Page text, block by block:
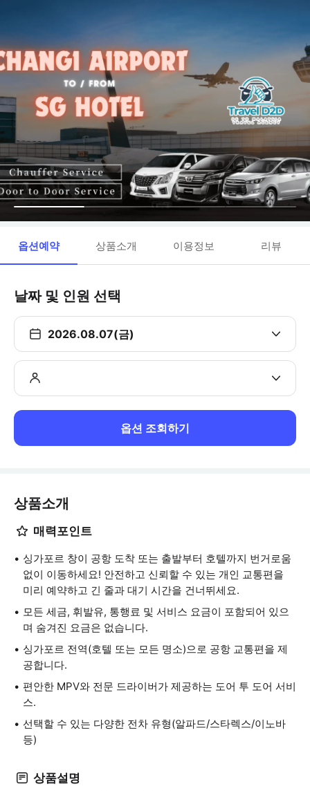
옵션예약 상품소개 이용정보 리뷰
날짜 및 인원 선택
2026.08.07(금)
옵션 조회하기
상품소개
매력포인트
싱가포르 창이 공항 도착 또는 출발부터 호텔까지 번거로움
없이 이동하세요! 안전하고 신뢰할 수 있는 개인 교통편을
미리 예약하고 긴 줄과 대기 시간을 건너뛰세요.
모든 세금, 휘발유, 통행료 및 서비스 요금이 포함되어 있으
며 숨겨진 요금은 없습니다.
싱가포르 전역(호텔 또는 모든 명소)으로 공항 교통편을 제
공합니다.
편안한 MPV와 전문 드라이버가 제공하는 도어 투 도어 서비
스.
선택할 수 있는 다양한 전차 유형(알파드/스타렉스/이노바
등)
상품설명